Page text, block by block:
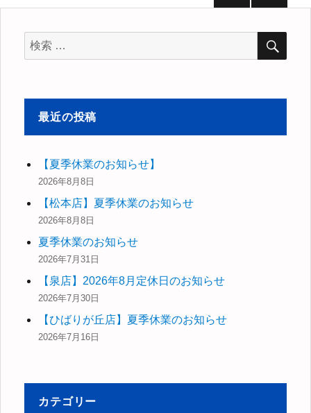
ナ
ゲ
ー
シ
ョ
ン
検
索
象:
検
最近の投稿
【夏季休業のお知らせ】
2026年8月8日
【松本店】夏季休業のお知らせ
2026年8月8日
夏季休業のお知らせ
2026年7月31日
【泉店】2026年8月定休日のお知らせ
2026年7月30日
【ひばりが丘店】夏季休業のお知らせ
2026年7月16日
カテゴリー